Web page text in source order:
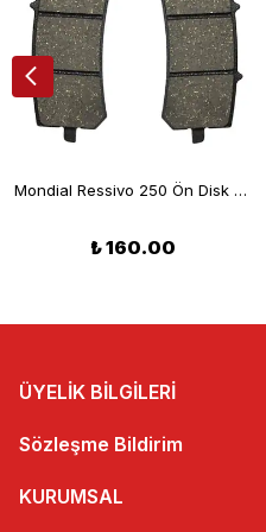
Mondial Ressivo 250 Ön Disk Fren Balatası
₺ 160.00
ÜYELİK BİLGİLERİ
Sözleşme Bildirim
KURUMSAL